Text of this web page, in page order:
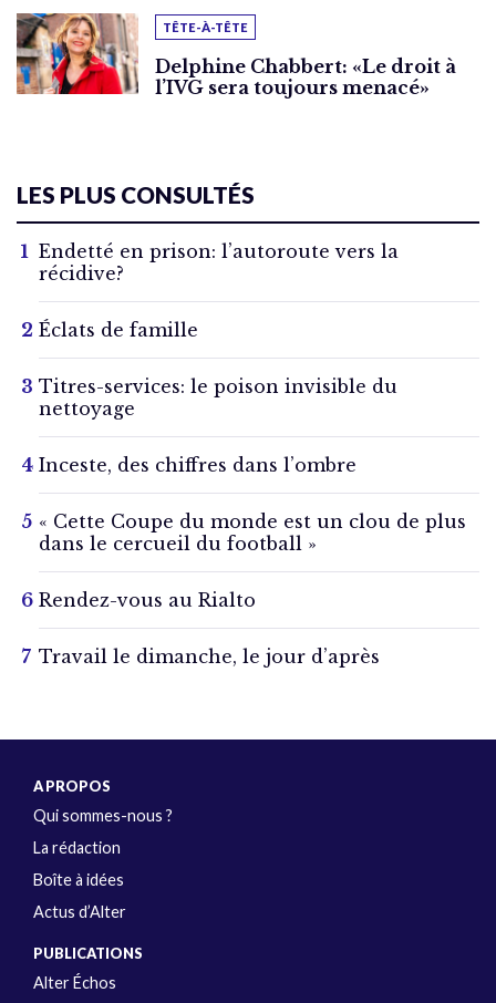
TÊTE-À-TÊTE
Delphine Chabbert: «Le droit à
l’IVG sera toujours menacé»
LES PLUS CONSULTÉS
Endetté en prison: l’autoroute vers la
récidive?
Éclats de famille
Titres-services: le poison invisible du
nettoyage
Inceste, des chiffres dans l’ombre
« Cette Coupe du monde est un clou de plus
dans le cercueil du football »
Rendez-vous au Rialto
Travail le dimanche, le jour d’après
A PROPOS
Qui sommes-nous ?
La rédaction
Boîte à idées
Actus d’Alter
PUBLICATIONS
Alter Échos